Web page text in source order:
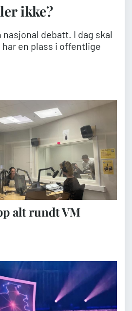
ikke?
debatt. I dag skal
en plass i offentlige
alt rundt VM